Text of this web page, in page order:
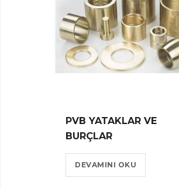
PVB YATAKLAR VE
BURÇLAR
DEVAMINI OKU